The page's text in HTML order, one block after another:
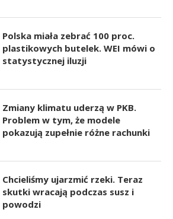
Polska miała zebrać 100 proc.
plastikowych butelek. WEI mówi o
statystycznej iluzji
Zmiany klimatu uderzą w PKB.
Problem w tym, że modele
pokazują zupełnie różne rachunki
Chcieliśmy ujarzmić rzeki. Teraz
skutki wracają podczas susz i
powodzi